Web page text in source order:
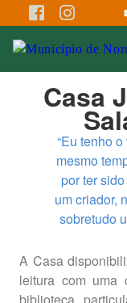
Casa
“Eu tenho
mesmo
por ter
um criador,
sobretudo
A Casa
leitura com uma
biblioteca